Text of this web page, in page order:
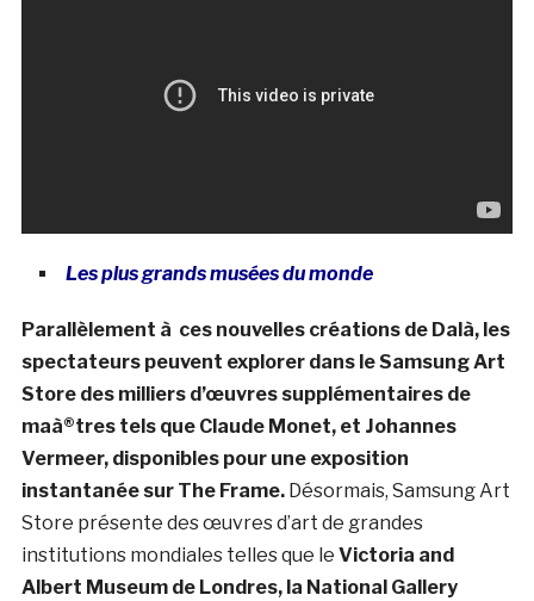
Les plus grands musées du monde
Parallèlement à ces nouvelles créations de Dalà­, les
spectateurs peuvent explorer dans le Samsung Art
Store des milliers d’œuvres supplémentaires de
maà®tres tels que Claude Monet, et Johannes
Vermeer, disponibles pour une exposition
instantanée sur The Frame.Désormais, Samsung Art
Store présente des œuvres d’art de grandes
institutions mondiales telles que le Victoria and
Albert Museum de Londres, la National Gallery